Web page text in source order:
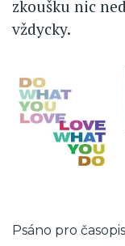
zkoušku nic
vždycky.
Psáno pro